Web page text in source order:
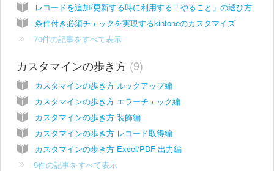
レコードを追加/更新する時に利用する「やること」の選び方
条件付き必須チェックを実現するkintoneのカスタマイズ
70件の記事をすべて表示
カスタマインの歩き方 9
カスタマインの歩き方 ルックアップ編
カスタマインの歩き方 エラーチェック編
カスタマインの歩き方 装飾編
カスタマインの歩き方 レコード取得編
カスタマインの歩き方 Excel/PDF 出力編
9件の記事をすべて表示